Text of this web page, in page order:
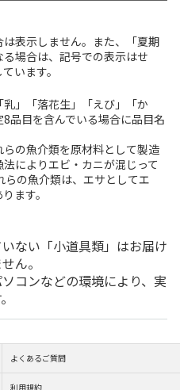
表示しません。また、「夏期
場合は、記号での表示はせ
います。
」「落花生」「えび」「か
品目を含んでいる場合に品目名
の魚介類を原材料として製造
によりエビ・カニが混じって
らの魚介類は、エサとしてエ
ます。
ない「小道具類」はお届け
ん。
コンなどの環境により、実
よくあるご質問
利用規約